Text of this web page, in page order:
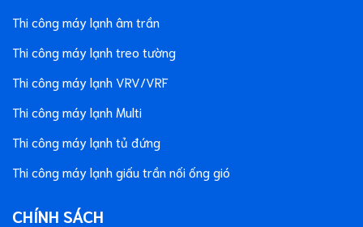
Thi công máy lạnh âm trần
Thi công máy lạnh treo tường
Thi công máy lạnh VRV/VRF
Thi công máy lạnh Multi
Thi công máy lạnh tủ đứng
Thi công máy lạnh giấu trần nối ống gió
CHÍNH SÁCH